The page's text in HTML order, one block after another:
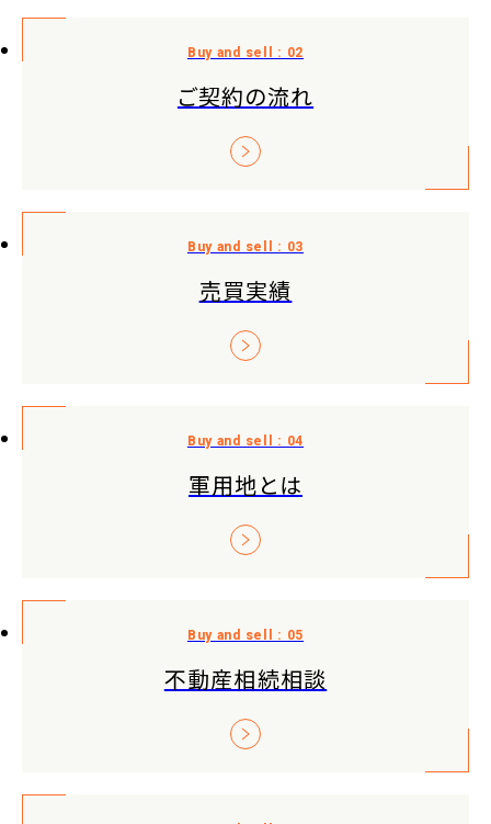
ご契約の流れ
売買実績
軍用地とは
不動産相続相談